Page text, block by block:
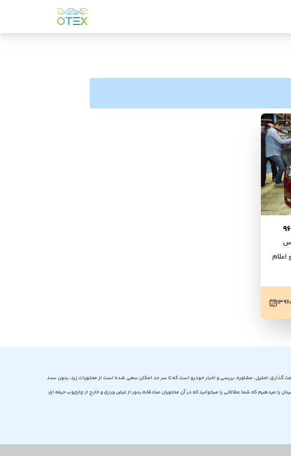
و تندر 90 پلاس
۴/۲
تحلیل، مشاوره، بررسی و اخبار خودرو است که تا سر حد امکان سعی شده است از محتویات زرد، بدون سند
میدهیم که شما مقالاتی را میخوانید که در آن محتویان صادقانه بدور از غرض ورزی و خارج از چارچوب حرفه ای